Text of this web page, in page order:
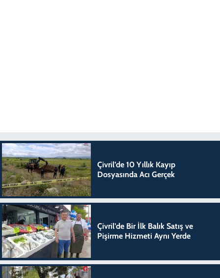
Çivril’de 10 Yıllık Kayıp
Dosyasında Acı Gerçek
Çivril’de Bir İlk Balık Satış ve
Pişirme Hizmeti Aynı Yerde